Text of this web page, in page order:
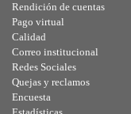
Rendición de cuentas
Pago virtual
Calidad
Correo institucional
Redes Sociales
Quejas y reclamos
Encuesta